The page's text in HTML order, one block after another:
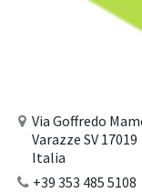
Via Goffredo
Varazze SV 17019
Italia
+39 353 485 5108